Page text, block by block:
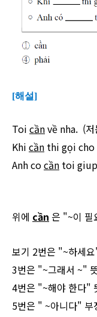
[해설]
Toi cầnvề nha. (저
Khi cần thi gọi cho
Anh cocần toi giup
위에 cần 은 "~이 필
보기 2번은 "~하세
3번은 "~그래서 ~"
4번은 "~해야 한다"
5번은 " ~아니다" 부